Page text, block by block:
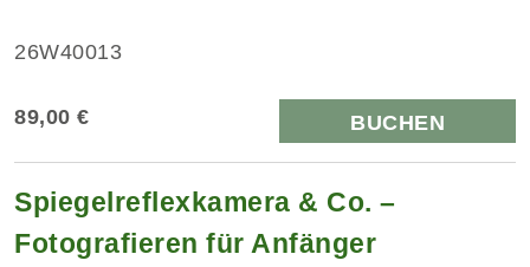
26W40013
89,00 € BUCHEN
Spiegelreflexkamera & Co. –
Fotografieren für Anfänger